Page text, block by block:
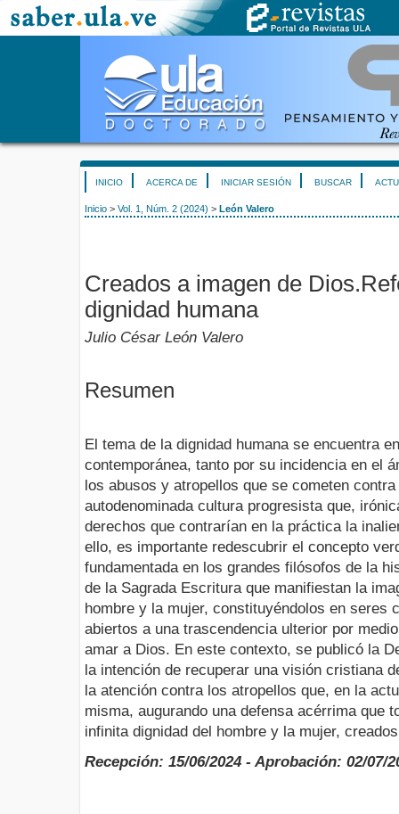
INICIO ACERCA DE INICIAR SESIÓN BUSCAR
Inicio > Vol. 1, Núm. 2 (2024) > León Valero
Creados a imagen de
dignidad humana
Julio César León Valero
Resumen
El tema de la dignidad humana se encuentra
contemporánea, tanto por su incidencia en el
los abusos y atropellos que se cometen
autodenominada cultura progresista que,
derechos que contrarían en la práctica la
ello, es importante redescubrir el concepto
fundamentada en los grandes filósofos de la
de la Sagrada Escritura que manifiestan la
hombre y la mujer, constituyéndolos en seres
abiertos a una trascendencia ulterior por
amar a Dios. En este contexto, se publicó la
la intención de recuperar una visión cristiana
la atención contra los atropellos que, en la
misma, augurando una defensa acérrima que
infinita dignidad del hombre y la mujer,
Recepción: 15/06/2024 - Aprobación: 02/07/